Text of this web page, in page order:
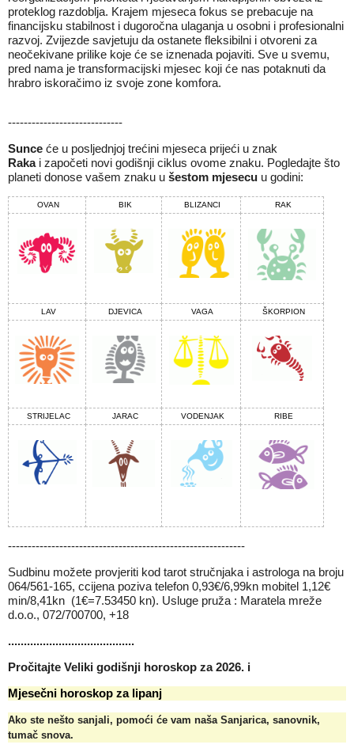
proteklog razdoblja. Krajem mjeseca fokus se prebacuje na
financijsku stabilnost i dugoročna ulaganja u osobni i profesionalni
razvoj. Zvijezde savjetuju da ostanete fleksibilni i otvoreni za
neočekivane prilike koje će se iznenada pojaviti. Sve u svemu,
pred nama je transformacijski mjesec koji će nas potaknuti da
hrabro iskoračimo iz svoje zone komfora.
-----------------------------
Sunce će u posljednjoj trećini mjeseca prijeći u znak
Raka i započeti novi godišnji ciklus ovome znaku. Pogledajte što
planeti donose vašem znaku u šestom mjesecu u godini:
OVAN BIK BLIZANCI RAK
LAV DJEVICA VAGA ŠKORPION
STRIJELAC JARAC VODENJAK RIBE
------------------------------------------------------------
Sudbinu možete provjeriti kod tarot stručnjaka i astrologa na broju
064/561-165, ccijena poziva telefon 0,93€/6,99kn mobitel 1,12€
min/8,41kn (1€=7.53450 kn). Usluge pruža : Maratela mreže
d.o.o., 072/700700, +18
........................................
Pročitajte Veliki godišnji horoskop za 2026. i
Mjesečni horoskop za lipanj
Ako ste nešto sanjali, pomoći će vam naša Sanjarica, sanovnik,
tumač snova.